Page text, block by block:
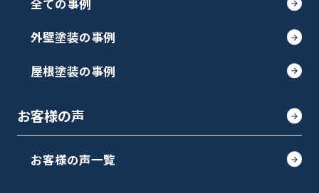
外壁塗装の事例
屋根塗装の事例
お客様の声
お客様の声一覧